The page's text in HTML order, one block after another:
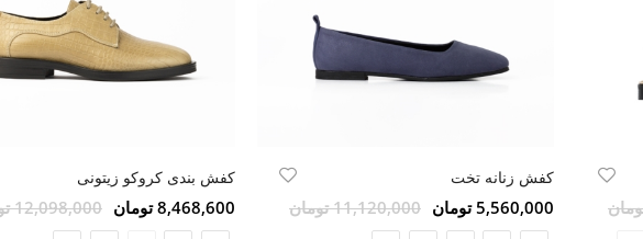
کفش زنانه تخت
5,560,000 تومان 11,120,000 تومان
کفش بندی کروکو زیتونی
8,468,600 تومان 12,098,000 تومان